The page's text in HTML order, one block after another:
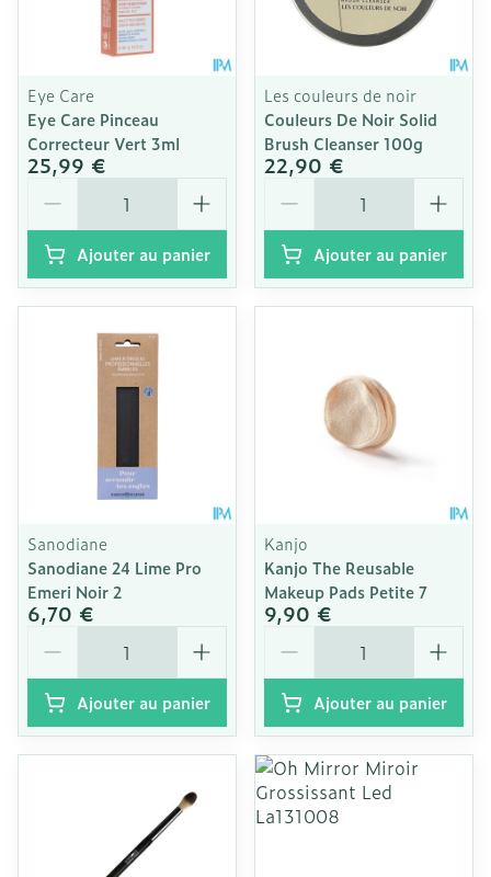
Eye Care
Eye Care Pinceau
Correcteur Vert 3ml
25,99 €
Ajouter au panier
Les couleurs de noir
Couleurs De Noir Solid
Brush Cleanser 100g
22,90 €
Ajouter au panier
Sanodiane
Sanodiane 24 Lime Pro
Emeri Noir 2
6,70 €
Ajouter au panier
Kanjo
Kanjo The Reusable
Makeup Pads Petite 7
9,90 €
Ajouter au panier